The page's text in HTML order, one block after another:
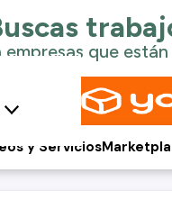
y Servicios